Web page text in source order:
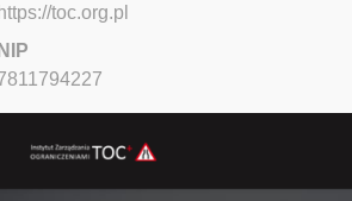
https://toc.org.pl
NIP